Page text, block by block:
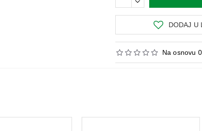
Na osnovu
DODAJ U